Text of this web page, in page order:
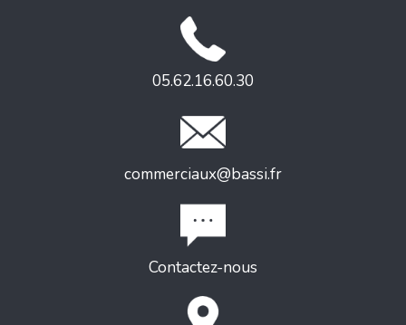
05.62.16.60.30
commerciaux@bassi.fr
Contactez-nous